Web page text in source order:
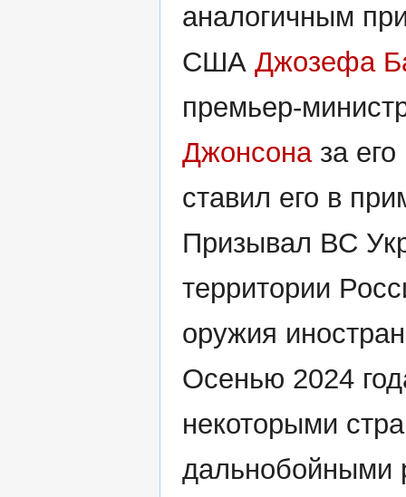
аналогичным
США Джозефа
премьер-
Джонсоназа его
ставил его в
Призывал ВС
территории
оружия
Осенью 2024
некоторыми
дальнобойными